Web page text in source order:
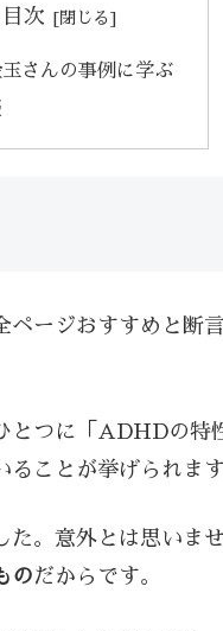
目次
さんの事例に学ぶ
ージおすすめと断
とつに「ADHDの特
ことが挙げられます
。意外とは思いませ
のだからです。